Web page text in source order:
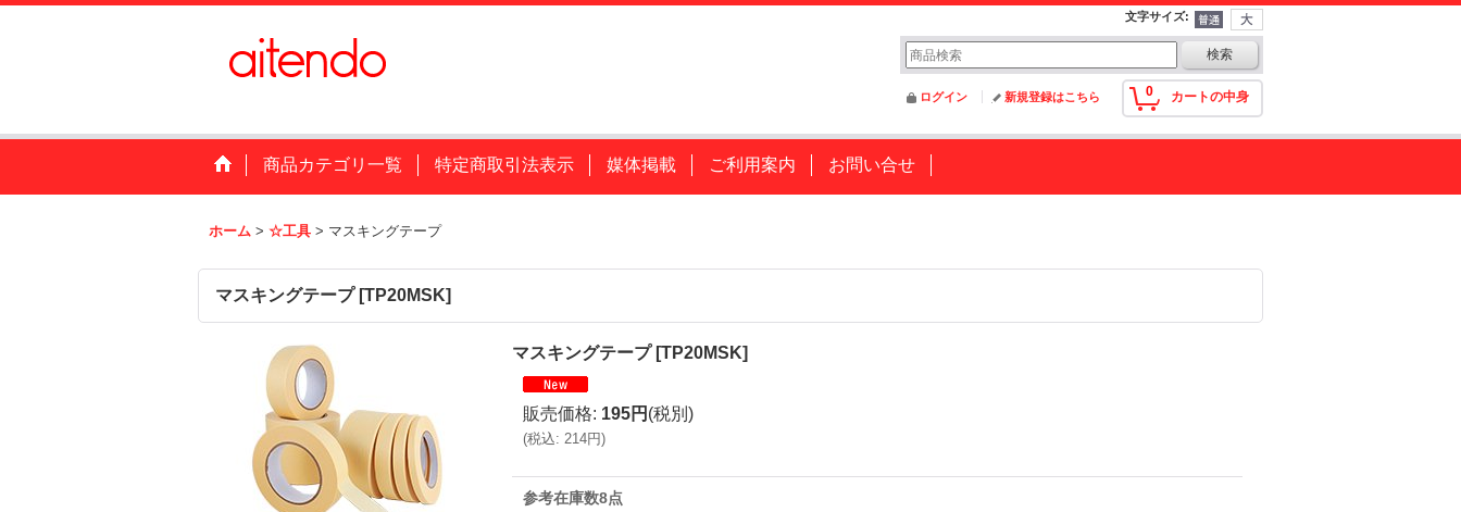
文字サイズ:
0 カートの中身
ログイン 新規登録はこちら
商品カテゴリ一覧 特定商取引法表示 媒体掲載 ご利用案内 お問い合せ
ホーム > ☆工具 > マスキングテープ
マスキングテープ [TP20MSK]
マスキングテープ [TP20MSK]
販売価格: 195円 (税別)
(税込: 214円)
参考在庫数8点